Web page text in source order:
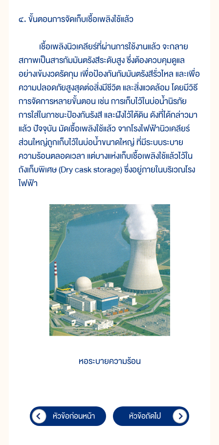
๔. ขั้นตอนการจัดเก็บเชื้อเพลิงใช้แล้ว
เชื้อเพลิงนิวเคลียร์ที่ผ่านการใช้งานแล้ว จะกลาย
สภาพเป็นสารกัมมันตรังสีระดับสูง ซึ่งต้องควบคุมดูแล
อย่างเข้มงวดรัดกุม เพื่อป้องกันกัมมันตรังสีรั่วไหล และเพื่อ
ความปลอดภัยสูงสุดต่อสิ่งมีชีวิต และสิ่งแวดล้อม โดยมีวิธี
การจัดการหลายขั้นตอน เช่น การเก็บไว้ในบ่อน้ำนิรภัย
การใส่ในภาชนะป้องกันรังสี และฝังไว้ใต้ดิน ดังที่ได้กล่าวมา
แล้ว ปัจจุบัน มัดเชื้อเพลิงใช้แล้ว จากโรงไฟฟ้านิวเคลียร์
ส่วนใหญ่ถูกเก็บไว้ในบ่อน้ำขนาดใหญ่ ที่มีระบบระบาย
ความร้อนตลอดเวลา แต่บางแห่งเก็บเชื้อเพลิงใช้แล้วไว้ใน
ถังเก็บพิเศษ (Dry cask storage) ซึ่งอยู่ภายในบริเวณโรง
ไฟฟ้า
หอระบายความร้อน
หัวข้อก่อนหน้า หัวข้อถัดไป